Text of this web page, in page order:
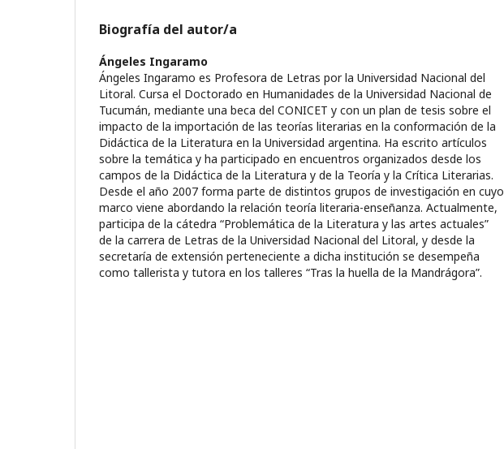
Biografía del autor/a
Ángeles Ingaramo
Ángeles Ingaramo es Profesora de Letras por la Universidad Nacional del
Litoral. Cursa el Doctorado en Humanidades de la Universidad Nacional de
Tucumán, mediante una beca del CONICET y con un plan de tesis sobre el
impacto de la importación de las teorías literarias en la conformación de la
Didáctica de la Literatura en la Universidad argentina. Ha escrito artículos
sobre la temática y ha participado en encuentros organizados desde los
campos de la Didáctica de la Literatura y de la Teoría y la Crítica Literarias.
Desde el año 2007 forma parte de distintos grupos de investigación en cuyo
marco viene abordando la relación teoría literaria-enseñanza. Actualmente,
participa de la cátedra “Problemática de la Literatura y las artes actuales”
de la carrera de Letras de la Universidad Nacional del Litoral, y desde la
secretaría de extensión perteneciente a dicha institución se desempeña
como tallerista y tutora en los talleres “Tras la huella de la Mandrágora”.